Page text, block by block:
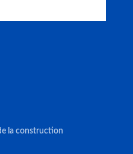
la construction